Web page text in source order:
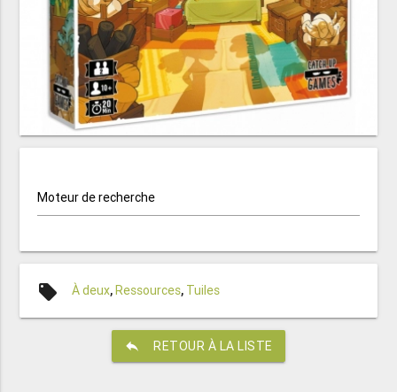
Moteur de recherche
local_offer À deux, Ressources, Tuiles
reply RETOUR À LA LISTE